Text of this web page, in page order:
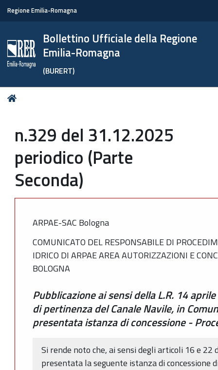
Regione Emilia-Romagna
Bollettino Ufficiale della Regione
Emilia-Romagna
(BURERT)
Tu
n.329 del 31.12.2025
periodico (Parte
Seconda)
ARPAE-SAC Bologna
COMUNICATO DEL RESPONSABILE DI
IDRICO DI ARPAE AREA AUTORIZZAZIONI E
BOLOGNA
Pubblicazione ai sensi della L.R. 14
di pertinenza del Canale Navile, in
presentata istanza di concessione -
Si rende noto che, ai sensi degli articoli 16 e 22
presentata la seguente istanza di concessione